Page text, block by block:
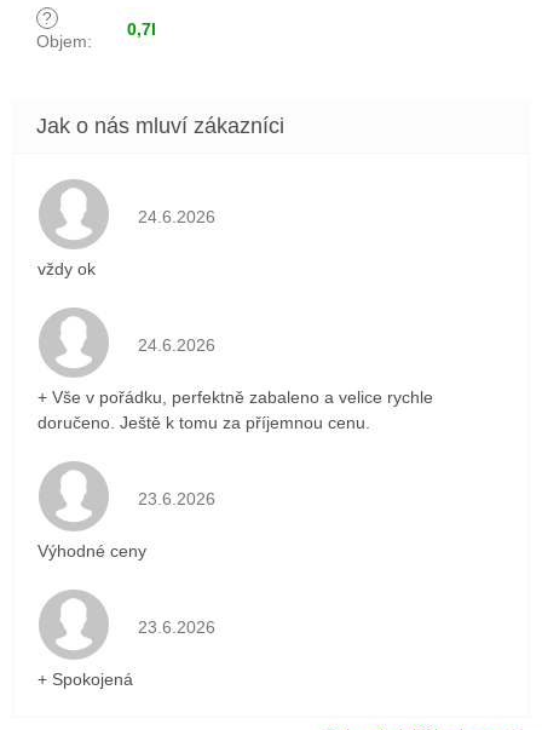
?
Objem:
0,7l
Hodnocení obchodu je 5 z 5 hvězdiček.
24.6.2026
vždy ok
Hodnocení obchodu je 5 z 5 hvězdiček.
24.6.2026
+ Vše v pořádku, perfektně zabaleno a velice rychle
doručeno. Ještě k tomu za příjemnou cenu.
Hodnocení obchodu je 5 z 5 hvězdiček.
23.6.2026
Výhodné ceny
Hodnocení obchodu je 5 z 5 hvězdiček.
23.6.2026
+ Spokojená